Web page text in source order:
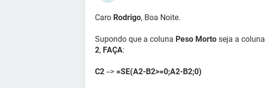
Caro Rodrigo, Boa Noite.
Supondo que a coluna Peso Morto seja a coluna
2, FAÇA:
C2 --> =SE(A2-B2>=0;A2-B2;0)